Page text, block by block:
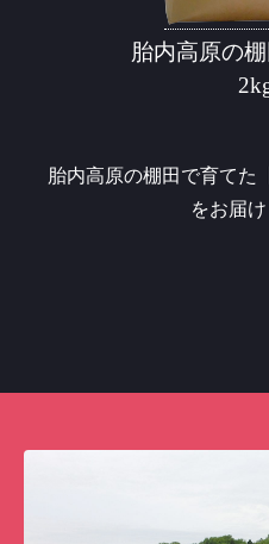
胎内高原の棚
胎内高原の棚田で育てた
をお届け